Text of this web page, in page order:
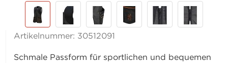
Artikelnummer: 30512091
Schmale Passform für sportlichen und bequemen